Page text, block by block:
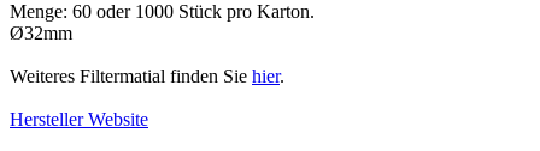
Menge: 60 oder 1000 Stück pro Karton.
Ø32mm
Weiteres Filtermatial finden Sie hier.
Hersteller Website